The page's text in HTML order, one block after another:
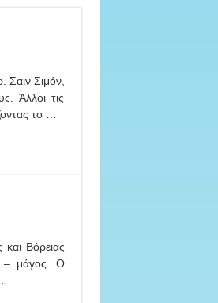
Σαιν Σιμόν,
Άλλοι τις
το …
Βόρειας
– μάγος. Ο